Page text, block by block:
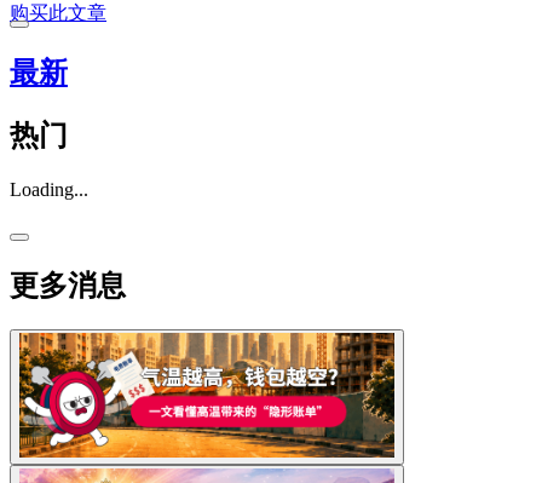
购买此文章
最新
热门
Loading...
更多消息